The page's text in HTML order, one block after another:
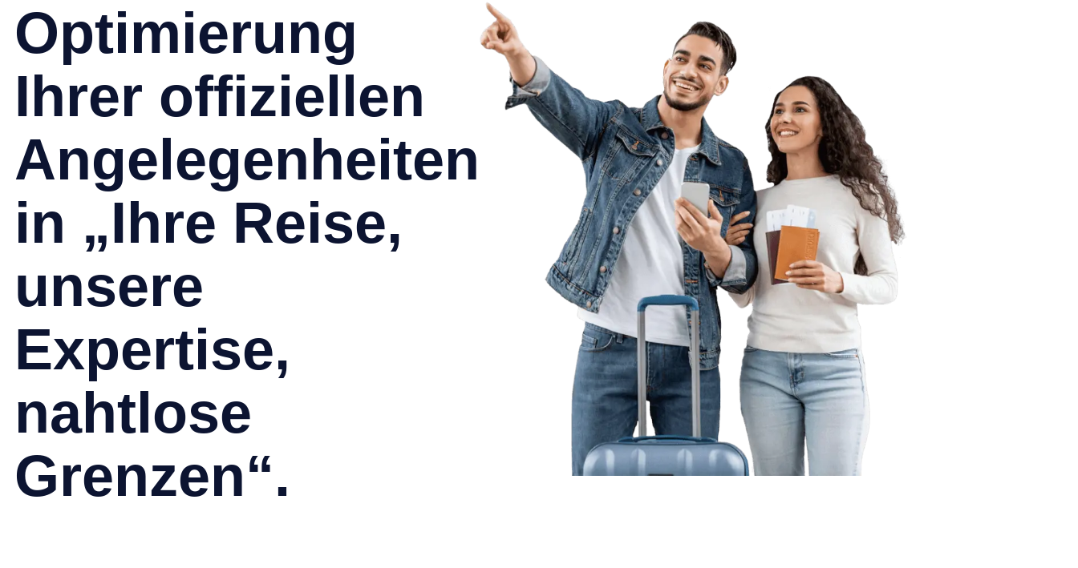
Optimierung
Ihrer offiziellen
Angelegenheiten
in „Ihre Reise,
unsere
Expertise,
nahtlose
Grenzen“.